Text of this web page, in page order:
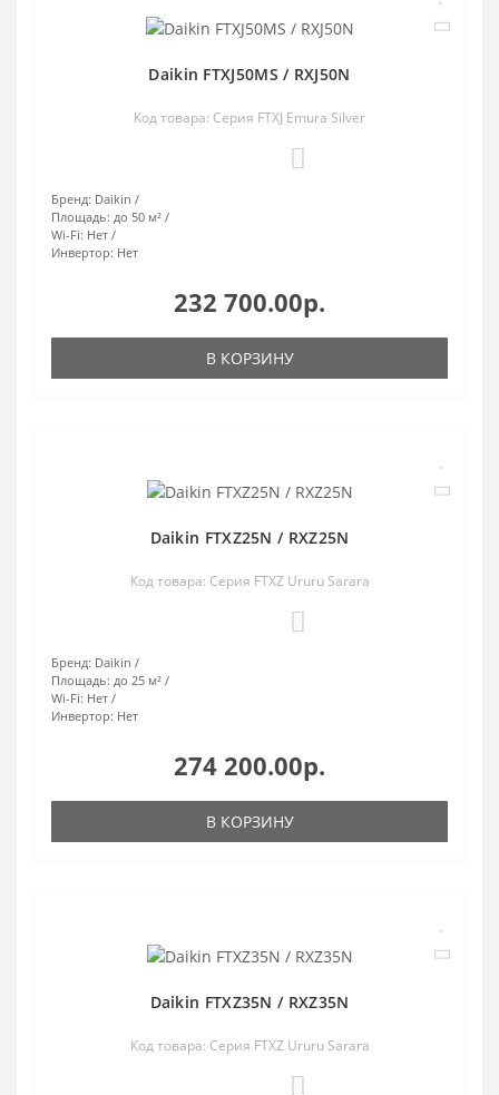
Daikin FTXJ50MS / RXJ50N
Код товара: Серия FTXJ Emura Silver
Бренд: Daikin
Площадь: до 50 м²
Wi-Fi: Нет
Инвертор: Нет
232 700.00р.
В КОРЗИНУ
Daikin FTXZ25N / RXZ25N
Код товара: Серия FTXZ Ururu Sarara
Бренд: Daikin
Площадь: до 25 м²
Wi-Fi: Нет
Инвертор: Нет
274 200.00р.
В КОРЗИНУ
Daikin FTXZ35N / RXZ35N
Код товара: Серия FTXZ Ururu Sarara